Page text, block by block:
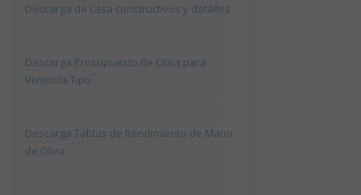
Descarga de casa constructivos y detalles
Descarga Presupuesto de Obra para
Vivienda Tipo
Descarga Tablas de Rendimiento de Mano
de Obra